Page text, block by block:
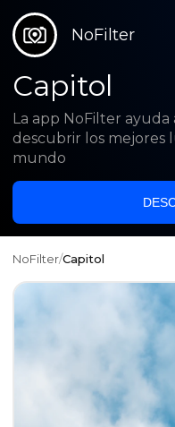
NoFilter
Capitol
La app NoFilter ayuda
descubrir los mejores
mundo
NoFilter/Capitol